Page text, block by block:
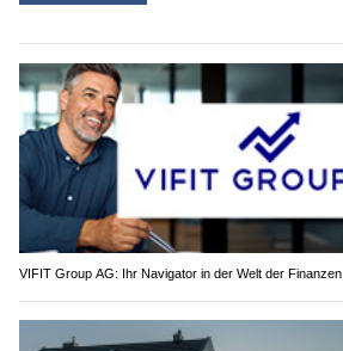
VIFIT Group AG: Ihr Navigator in der Welt der Finanzen